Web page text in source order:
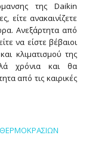
της Daikin
είτε ανακαινίζετε
Ανεξάρτητα από
να είστε βέβαιοι
κλιματισμού της
χρόνια και θα
από τις καιρικές